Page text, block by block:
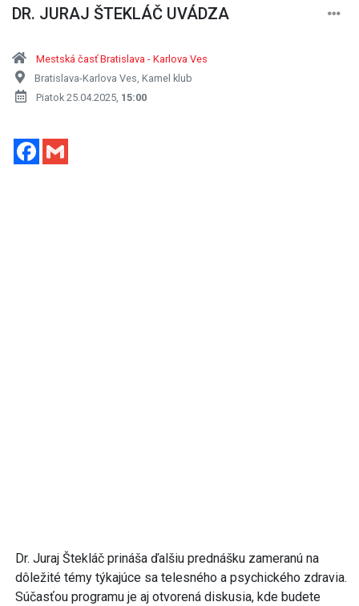
DR. JURAJ ŠTEKLÁČ UVÁDZA
Mestská časť Bratislava - Karlova Ves
Bratislava-Karlova Ves, Kamel klub
Piatok 25.04.2025, 15:00
Facebook
Dr. Juraj Štekláč prináša ďalšiu prednášku zameranú na
dôležité témy týkajúce sa telesného a psychického zdravia.
Súčasťou programu je aj otvorená diskusia, kde budete